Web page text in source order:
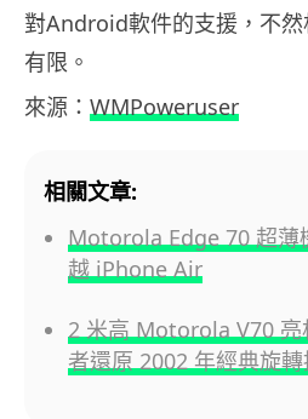
對Android軟件的支援，不
有限。
來源： WMPoweruser
相關文章:
Motorola Edge 70 超薄
越 iPhone Air
2 米高 Motorola V70 亮
者還原 2002 年經典旋